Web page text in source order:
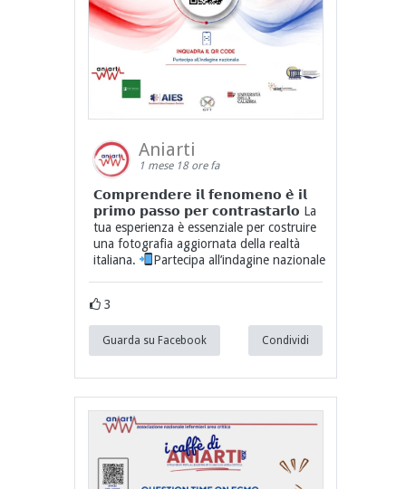
Aniarti
1 mese 18 ore fa
𝗖𝗼𝗺𝗽𝗿𝗲𝗻𝗱𝗲𝗿𝗲 𝗶𝗹 𝗳𝗲𝗻𝗼𝗺𝗲𝗻𝗼 𝗲̀ 𝗶𝗹
𝗽𝗿𝗶𝗺𝗼 𝗽𝗮𝘀𝘀𝗼 𝗽𝗲𝗿 𝗰𝗼𝗻𝘁𝗿𝗮𝘀𝘁𝗮𝗿𝗹𝗼 La
tua esperienza è essenziale per costruire
una fotografia aggiornata della realtà
italiana.
Partecipa all’indagine nazionale
3
Guarda su Facebook Condividi